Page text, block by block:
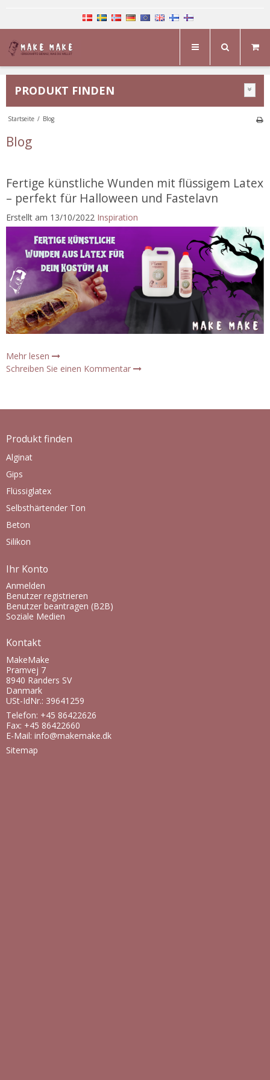
PRODUKT FINDEN
Startseite / Blog
Blog
Fertige künstliche Wunden mit flüssigem Latex
– perfekt für Halloween und Fastelavn
Erstellt am 13/10/2022 Inspiration
Mehr lesen
Schreiben Sie einen Kommentar
Produkt finden
Alginat
Gips
Flüssiglatex
Selbsthärtender Ton
Beton
Silikon
Ihr Konto
Anmelden
Benutzer registrieren
Benutzer beantragen (B2B)
Soziale Medien
Kontakt
MakeMake
Pramvej 7
8940 Randers SV
Danmark
USt-IdNr.: 39641259
Telefon: +45 86422626
Fax: +45 86422660
E-Mail: info@makemake.dk
Sitemap